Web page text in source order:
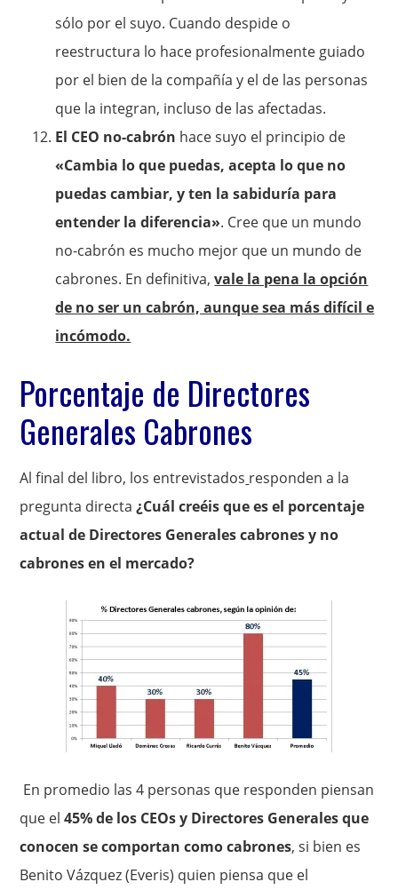
sólo por el suyo. Cuando despide o
reestructura lo hace profesionalmente guiado
por el bien de la compañía y el de las personas
que la integran, incluso de las afectadas.
El CEO no-cabrón hace suyo el principio de
«Cambia lo que puedas, acepta lo que no
puedas cambiar, y ten la sabiduría para
entender la diferencia». Cree que un mundo
no-cabrón es mucho mejor que un mundo de
cabrones. En definitiva,vale la pena la opción
de no ser un cabrón, aunque sea más difícil e
incómodo.
Porcentaje de Directores
Generales Cabrones
Al final del libro, los entrevistados responden a la
pregunta directa¿Cuál creéis que es el porcentaje
actual de Directores Generales cabrones y no
cabrones en el mercado?
En promedio las 4 personas que responden piensan
que el45% de los CEOs y Directores Generales que
conocen se comportan como cabrones, si bien es
Benito Vázquez (Everis) quien piensa que el